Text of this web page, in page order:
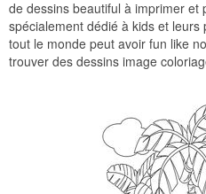
de dessins beautiful à imprimer et
spécialement dédié à kids et
tout le monde peut avoir fun like
trouver des dessins image